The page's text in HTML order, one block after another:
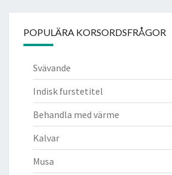
POPULÄRA KORSORDSFRÅGOR
Svävande
Indisk furstetitel
Behandla med värme
Kalvar
Musa